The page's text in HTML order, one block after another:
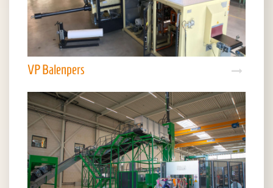
VP Balenpers